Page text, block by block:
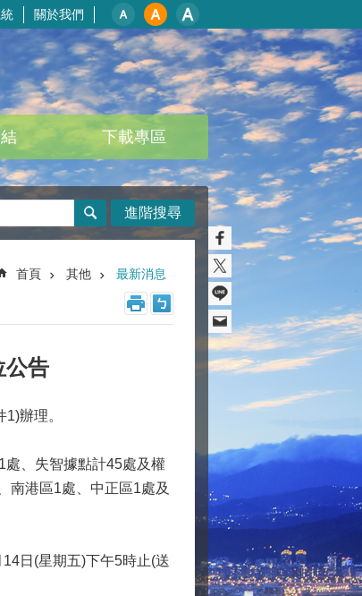
關於我們
下載專區
進階搜尋
首頁 其他 最新消息
公告
辦理。
、失智據點計45處及權
南港區1處、中正區1處及
日(星期五)下午5時止(送